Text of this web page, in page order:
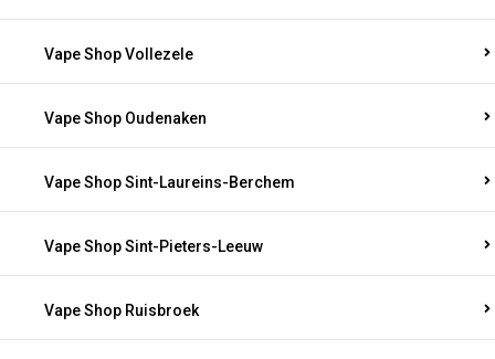
Vape Shop Vollezele
Vape Shop Oudenaken
Vape Shop Sint-Laureins-Berchem
Vape Shop Sint-Pieters-Leeuw
Vape Shop Ruisbroek